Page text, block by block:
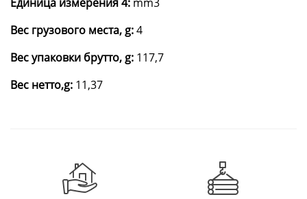
Вес грузового места, g:4
Вес упаковки брутто, g: 117,7
Вес нетто,g: 11,37